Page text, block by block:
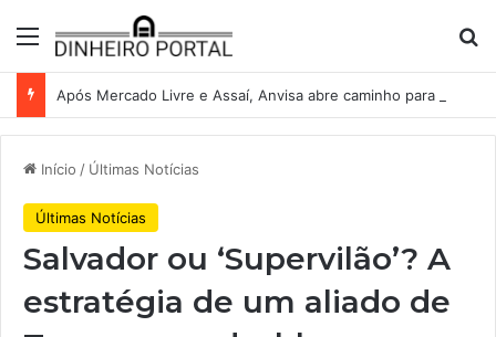
Menu
Início / Últimas Notícias
Últimas Notícias
Salvador ou ‘Supervilão’? A
estratégia de um aliado de